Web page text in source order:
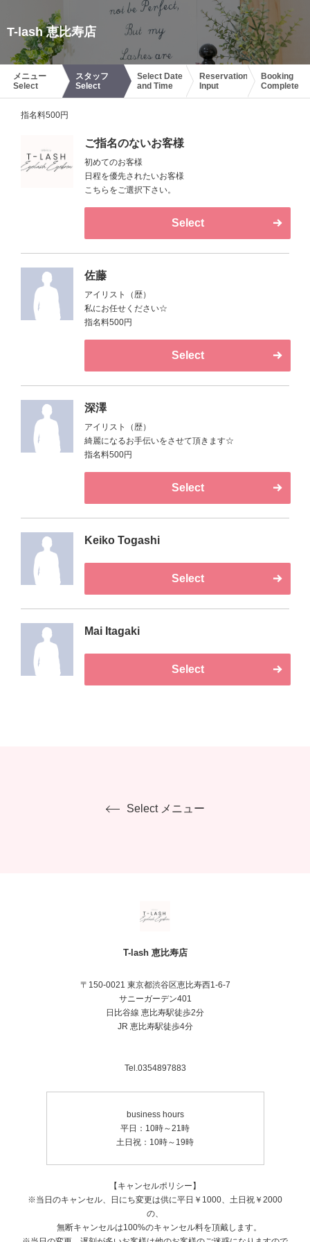
T-lash 恵比寿店
メニュー
Select
スタッフ
Select
Select Date
and Time
Reservation
Input
Booking
Complete
指名料500円
ご指名のないお客様
初めてのお客様
日程を優先されたいお客様
こちらをご選択下さい。
Select
佐藤
アイリスト（歴）
私にお任せください☆
指名料500円
Select
深澤
アイリスト（歴）
綺麗になるお手伝いをさせて頂きます☆
指名料500円
Select
Keiko Togashi
Select
Mai Itagaki
Select
Select メニュー
T-lash 恵比寿店
〒150-0021 東京都渋谷区恵比寿西1-6-7
サニーガーデン401
日比谷線 恵比寿駅徒歩2分
JR 恵比寿駅徒歩4分
Tel.0354897883
business hours
平日：10時～21時
土日祝：10時～19時
【キャンセルポリシー】
※当日のキャンセル、日にち変更は供に平日￥1000、土日祝￥2000
の、
無断キャンセルは100%のキャンセル料を頂戴します。